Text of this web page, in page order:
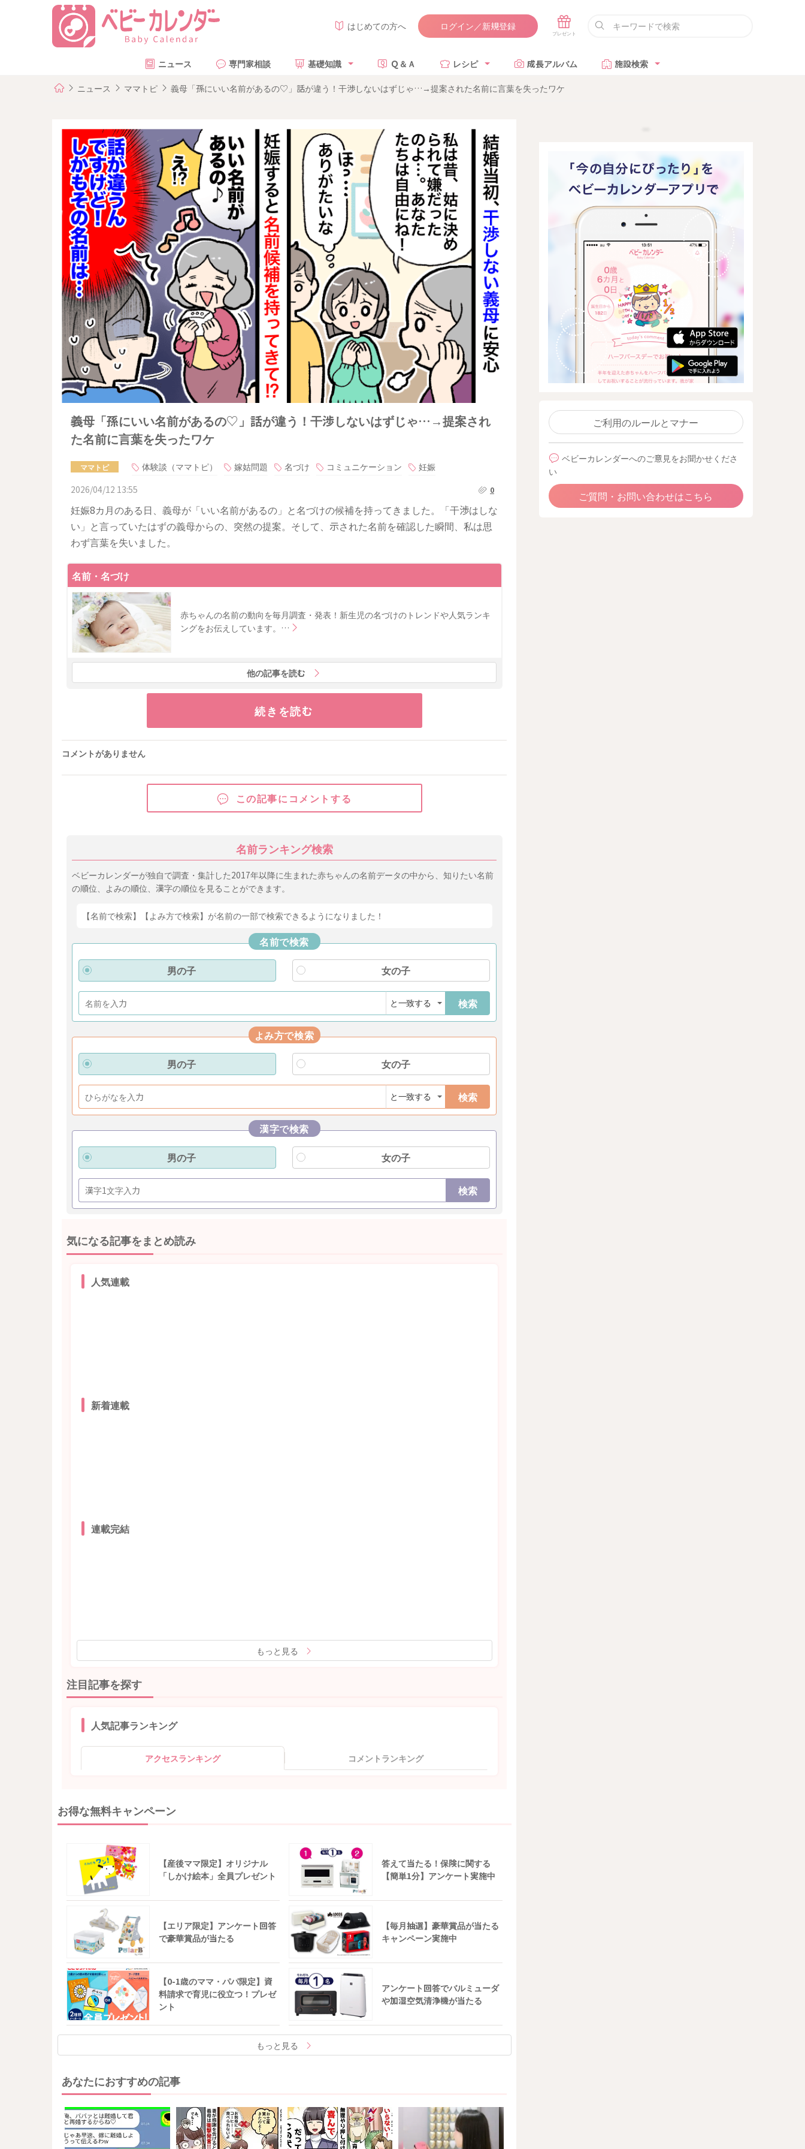
はじめての方へ ログイン／新規登録
ニュース 専門家相談 基礎知識 Ｑ＆Ａ レシピ 成長アルバム 施設検索
ニュース ママトピ 義母「孫にいい名前があるの♡」話が違う！干渉しないはずじゃ…→提案された名前に言葉を失ったワケ
義母「孫にいい名前があるの♡」話が違う！干渉しないはずじゃ…→提案され
た名前に言葉を失ったワケ
ママトピ 体験談（ママトピ） 嫁姑問題 名づけ コミュニケーション
妊娠
2026/04/12 13:55
0
妊娠8カ月のある日、義母が「いい名前があるの」と名づけの候補を持ってきました。「干渉はしな
い」と言っていたはずの義母からの、突然の提案。そして、示された名前を確認した瞬間、私は思
わず言葉を失いました。
名前・名づけ
赤ちゃんの名前の動向を毎月調査・発表！新生児の名づけのトレンドや人気ランキ
ングをお伝えしています。…
他の記事を読む
続きを読む
コメントがありません
この記事にコメントする
名前ランキング検索
ベビーカレンダーが独自で調査・集計した2017年以降に生まれた赤ちゃんの名前データの中から、知りたい名前
の順位、よみの順位、漢字の順位を見ることができます。
【名前で検索】【よみ方で検索】が名前の一部で検索できるようになりました！
名前で検索
男の子
女の子
検索
よみ方で検索
男の子
女の子
検索
漢字で検索
男の子
女の子
検索
気になる記事をまとめ読み
人気連載
新着連載
連載完結
もっと見る
注目記事を探す
人気記事ランキング
アクセスランキング コメントランキング
お得な無料キャンペーン
【産後ママ限定】オリジナル
「しかけ絵本」全員プレゼント
答えて当たる！保険に関する
【簡単1分】アンケート実施中
【エリア限定】アンケート回答
で豪華賞品が当たる
【毎月抽選】豪華賞品が当たる
キャンペーン実施中
【0-1歳のママ・パパ限定】資
料請求で育児に役立つ！プレゼ
ント
アンケート回答でバルミューダ
や加湿空気清浄機が当たる
もっと見る
あなたにおすすめの記事
ご利用のルールとマナー
ベビーカレンダーへのご意見をお聞かせくださ
い
ご質問・お問い合わせはこちら